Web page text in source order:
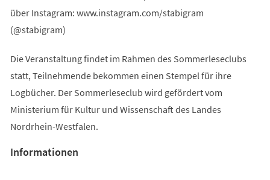
über Instagram: www.instagram.com/stabigram
(@stabigram)
Die Veranstaltung findet im Rahmen des Sommerleseclubs
statt, Teilnehmende bekommen einen Stempel für ihre
Logbücher. Der Sommerleseclub wird gefördert vom
Ministerium für Kultur und Wissenschaft des Landes
Nordrhein-Westfalen.
Informationen